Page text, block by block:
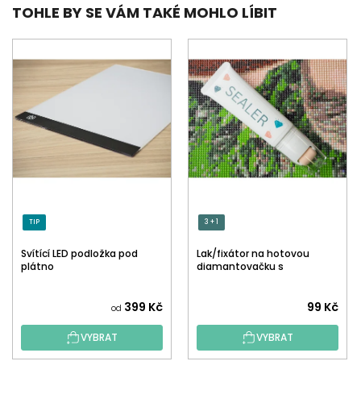
TOHLE BY SE VÁM TAKÉ MOHLO LÍBIT
TIP
Svítící LED podložka pod
plátno
od 399 Kč
VYBRAT
3 + 1
Lak/fixátor na hotovou
diamantovačku s
hodnocení
produktu
je
99 Kč
VYBRAT